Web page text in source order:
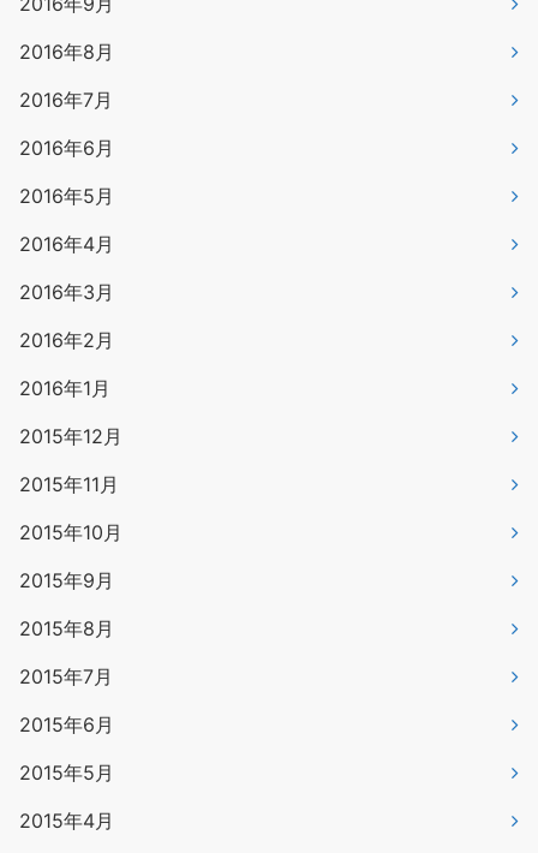
2016年8月
2016年7月
2016年6月
2016年5月
2016年4月
2016年3月
2016年2月
2016年1月
2015年12月
2015年11月
2015年10月
2015年9月
2015年8月
2015年7月
2015年6月
2015年5月
2015年4月